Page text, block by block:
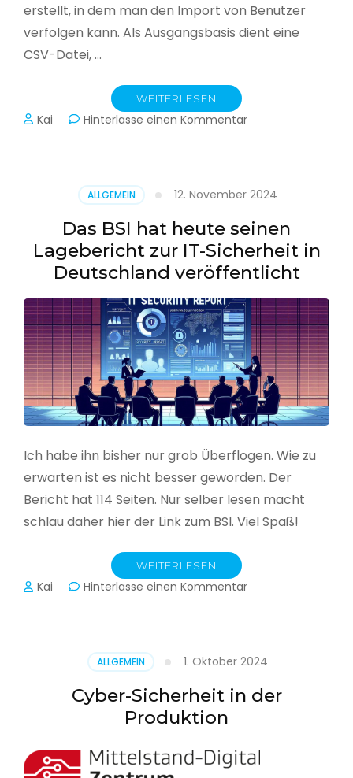
erstellt, in dem man den Import von Benutzer
verfolgen kann. Als Ausgangsbasis dient eine
CSV-Datei, …
WEITERLESEN
Kai Hinterlasse einen Kommentarzu
aus
CSV
erstellen
ALLGEMEIN 12. November 2024
Das BSI hat heute seinen
Lagebericht zur IT-Sicherheit in
Deutschland veröffentlicht
Ich habe ihn bisher nur grob Überflogen. Wie zu
erwarten ist es nicht besser geworden. Der
Bericht hat 114 Seiten. Nur selber lesen macht
schlau daher hier der Link zum BSI. Viel Spaß!
WEITERLESEN
Kai Hinterlasse einen Kommentarzu
seinen
Lagebericht
zur
in
Deutschland
ALLGEMEIN 1. Oktober 2024
Cyber-Sicherheit in der
Produktion